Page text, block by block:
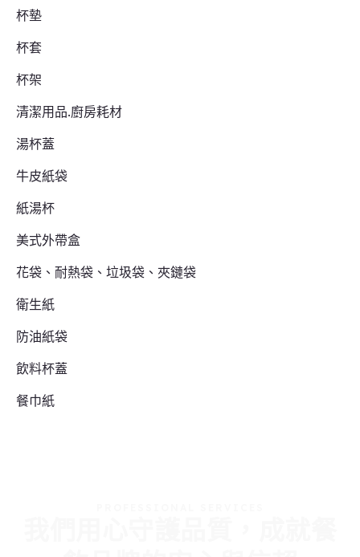
杯墊
杯套
杯架
清潔用品.廚房耗材
湯杯蓋
牛皮紙袋
紙湯杯
美式外帶盒
花袋、耐熱袋、垃圾袋、夾鏈袋
衛生紙
防油紙袋
飲料杯蓋
餐巾紙